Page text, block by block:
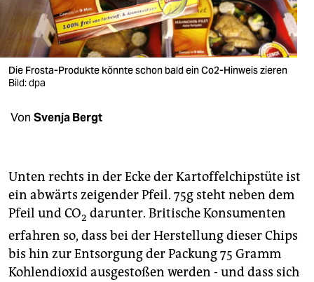
verlag
verlag
veranstaltungen
fragen & hilfe
abo
genossenschaft
epaper login
Die Frosta-Produkte könnte schon bald ein Co2-Hinweis zieren
Bild: dpa
Von Svenja Bergt
Unten rechts in der Ecke der Kartoffelchipstüte ist
ein abwärts zeigender Pfeil. 75g steht neben dem
Pfeil und CO2 darunter. Britische Konsumenten
erfahren so, dass bei der Herstellung dieser Chips
bis hin zur Entsorgung der Packung 75 Gramm
Kohlendioxid ausgestoßen werden - und dass sich